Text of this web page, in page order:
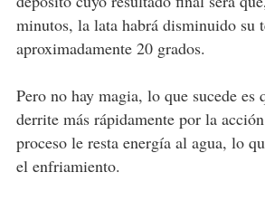
minutos, la lata habrá disminuido su
aproximadamente 20 grados.
Pero no hay magia, lo que sucede es
derrite más rápidamente por la
proceso le resta energía al agua, lo
el enfriamiento.